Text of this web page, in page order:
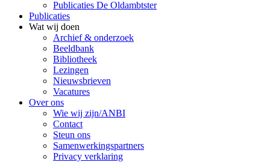
Publicaties De Oldambtster
Publicaties
Wat wij doen
Archief & onderzoek
Beeldbank
Bibliotheek
Lezingen
Nieuwsbrieven
Vacatures
Over ons
Wie wij zijn/ANBI
Contact
Steun ons
Samenwerkingspartners
Privacy verklaring